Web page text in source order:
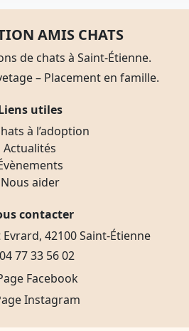
AMIS CHATS
de chats à Saint-Étienne.
– Placement en famille.
utiles
à l’adoption
Actualités
Nous aider
contacter
Evrard, 42100 Saint-Étienne
04 77 33 56 02
Facebook
Instagram